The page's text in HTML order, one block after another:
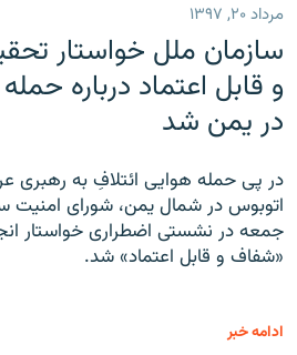
مرداد ۲۰, ۱۳۹۷
سازمان ملل خواستار
و قابل اعتماد درباره
در یمن شد
در پی حمله هوایی ائتلافِ به رهبری
اتوبوس در شمال یمن، شورای امنیت
جمعه در نشستی اضطراری خواستار
«شفاف و قابل اعتماد» شد.
ادامه خبر